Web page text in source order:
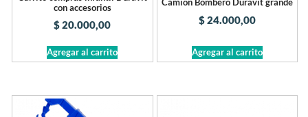
con accesorios
$20.000,00
Agregar al carrito
$24.000,00
Agregar al carrito